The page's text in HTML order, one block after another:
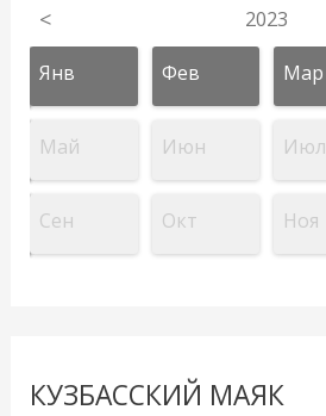
< 2023
Янв Фев Мар
Май Июн Июл
Сен Окт Ноя
КУЗБАССКИЙ МАЯК